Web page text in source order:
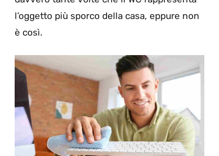
l’oggetto più sporco della casa, eppure non
è così.